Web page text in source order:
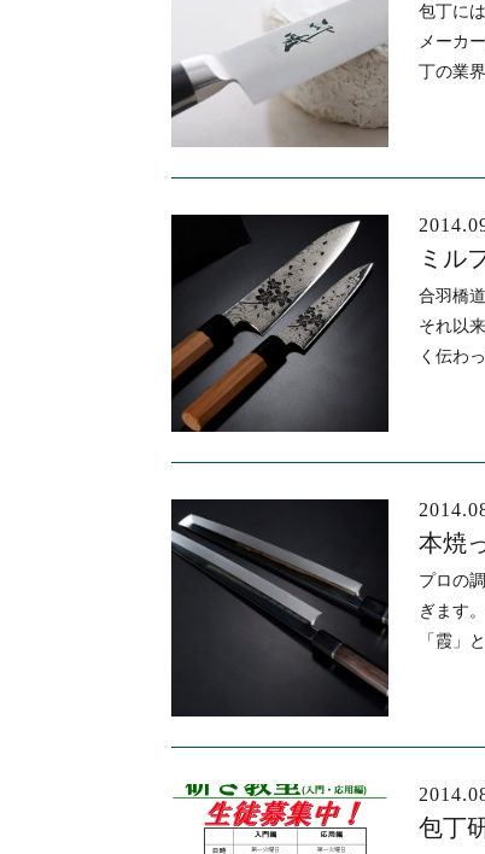
包丁に
メーカ
丁の業
ミル
合羽橋
それ以
く伝わ
本焼
プロの
ぎます
「霞」
包丁